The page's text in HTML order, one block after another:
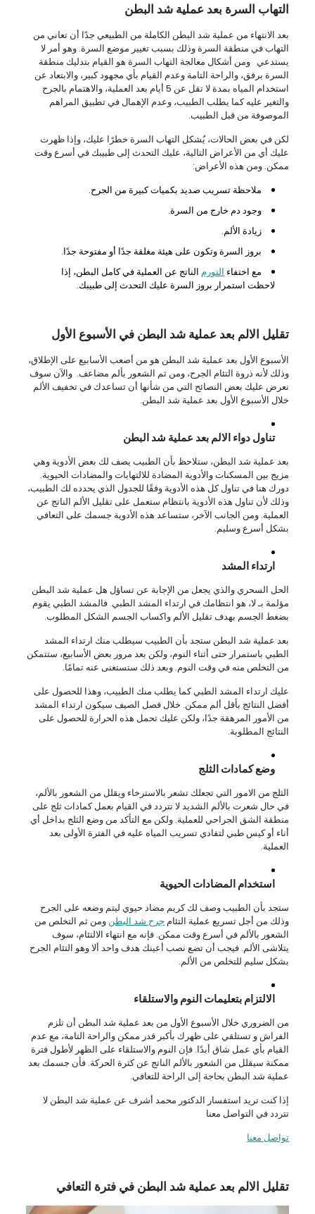
التهاب السرة بعد عملية شد البطن
بعد الانتهاء من عملية شد البطن الكاملة من الطبيعي جدًا أن تعاني من
التهاب في منطقة السرة وذلك بسبب تغيير موضع السرة. وهو أمر لا
يستدعي ومن أشكال معالجة التهاب السرة هو القيام بتدليك منطقة
السرة برفق، والراحة التامة وعدم القيام بأي مجهود كبير، والابتعاد عن
استخدام المياه بمدة لا تقل عن 5 أيام بعد العملية، والاهتمام بالجرح
والتغير عليه كما يطلب الطبيب، وعدم الإهمال في تطبيق المراهم
الموصوفة من قبل الطبيب.
لكن في بعض الحالات، يُشكل التهاب السرة خطرًا عليك، وإذا ظهرت
عليك أي من الأعراض التالية، عليك التحدث إلى طبيبك في أسرع وقت
ممكن. ومن هذه الأعراض:
ملاحظة تسريب صديد بكميات كبيرة من الجرح.
وجود دم خارج من السرة.
زيادة الألم.
بروز السرة وتكون على هيئة مغلقة جدًا أو مفتوحة جدًا.
مع اختفاء التورمالناتج عن العملية في كامل البطن، إذا
لاحظت استمرار بروز السرة عليك التحدث إلى طبيبك.
تقليل الالم بعد عملية شد البطن في الأسبوع الأول
الأسبوع الأول بعد عملية شد البطن هو من أصعب الأسابيع على الإطلاق،
وذلك لأنه ذروة التئام الجرح، ومن ثم الشعور بألم مضاعف. والآن سوف
نعرض عليك بعض النصائح التي من شأنها أن تساعدك في تخفيف الألم
خلال الأسبوع الأول بعد عملية شد البطن.
تناول دواء الالم بعد عملية شد البطن
بعد عملية شد البطن، ستلاحظ بأن الطبيب يصف لك بعض الأدوية وهي
مزيج بين المسكنات والأدوية المضادة للالتهابات والمضادات الحيوية.
دورك هنا في تناول كل هذه الأدوية وفقًا للجدول الذي يحدده لك الطبيب،
وذلك لأن تناول هذه الأدوية بانتظام ستعمل على تقليل الألم الناتج عن
العملية. ومن الجانب الآخر، ستساعد هذه الأدوية جسمك على التعافي
بشكل أسرع وسليم.
ارتداء المشد
الحل السحري والذي يجعل من الإجابة عن تساؤل هل عملية شد البطن
مؤلمة بـ لا، هو انتظامك في ارتداء المشد الطبي. فالمشد الطبي يقوم
بضغط الجسم بهدف تقليل الألم واكساب الجسم الشكل المطلوب.
بعد عملية شد البطن ستجد بأن الطبيب سيطلب منك ارتداء المشد
الطبي باستمرار حتى أثناء النوم، ولكن بعد مرور بعض الأسابيع، ستتمكن
من التخلص منه في وقت النوم. وبعد ذلك ستستغنى عنه تمامًا.
عليك ارتداء المشد الطبي كما يطلب منك الطبيب، وهذا للحصول على
أفضل النتائج بأقل ألم ممكن. خلال فصل الصيف سيكون ارتداء المشد
من الأمور المرهقة جدًا، ولكن عليك تحمل هذه الحرارة للحصول على
النتائج المطلوبة.
وضع كمادات الثلج
الثلج من الامور التي تجعلك تشعر بالاسترخاء ويقلل من الشعور بالألم،
في حال شعرت بالألم الشديد لا تتردد في القيام بعمل كمادات ثلج على
منطقة الشق الجراحي للعملية. ولكن مع التأكد من وضع الثلج بداخل أي
أناء أو كيس طبي لتفادي تسريب المياه عليه في الفترة الأولى بعد
العملية.
استخدام المضادات الحيوية
ستجد بأن الطبيب وصف لك كريم مضاد حيوي ليتم وضعه على الجرح
وذلك من أجل تسريع عملية التئام جرح شد البطن ومن ثم التخلص من
الشعور بالألم في أسرع وقت ممكن. فإنه مع انتهاء الالتئام، سوف
يتلاشى الألم. فيجب أن تضع نصب أعينك هدف واحد ألا وهو التئام الجرح
بشكل سليم للتخلص من الألم.
الالتزام بتعليمات النوم والاستلقاء
من الضروري خلال الأسبوع الأول من بعد عملية شد البطن أن تلزم
الفراش و تستلقي على ظهرك بأكبر قدر ممكن والراحة التامة، مع عدم
القيام بأي عمل شاق أبدًا. فإن النوم والاستلقاء على الظهر لأطول فترة
ممكنة سيقلل من الشعور بالألم الناتج عن كثرة الحركة. فأن جسمك بعد
عملية شد البطن بحاجة إلى الراحة للتعافي.
إذا كنت تريد استفسار الدكتور محمد أشرف عن عملية شد البطن لا
تتردد في التواصل معنا
تواصل معنا
تقليل الالم بعد عملية شد البطن في فترة التعافي